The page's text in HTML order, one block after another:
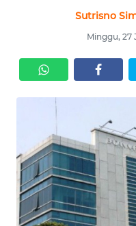
Sutrisno
Minggu, 27
KRIMINAL
EKUIN
SAINS-TEKNO
KESEHATAN
INTERNASIONAL